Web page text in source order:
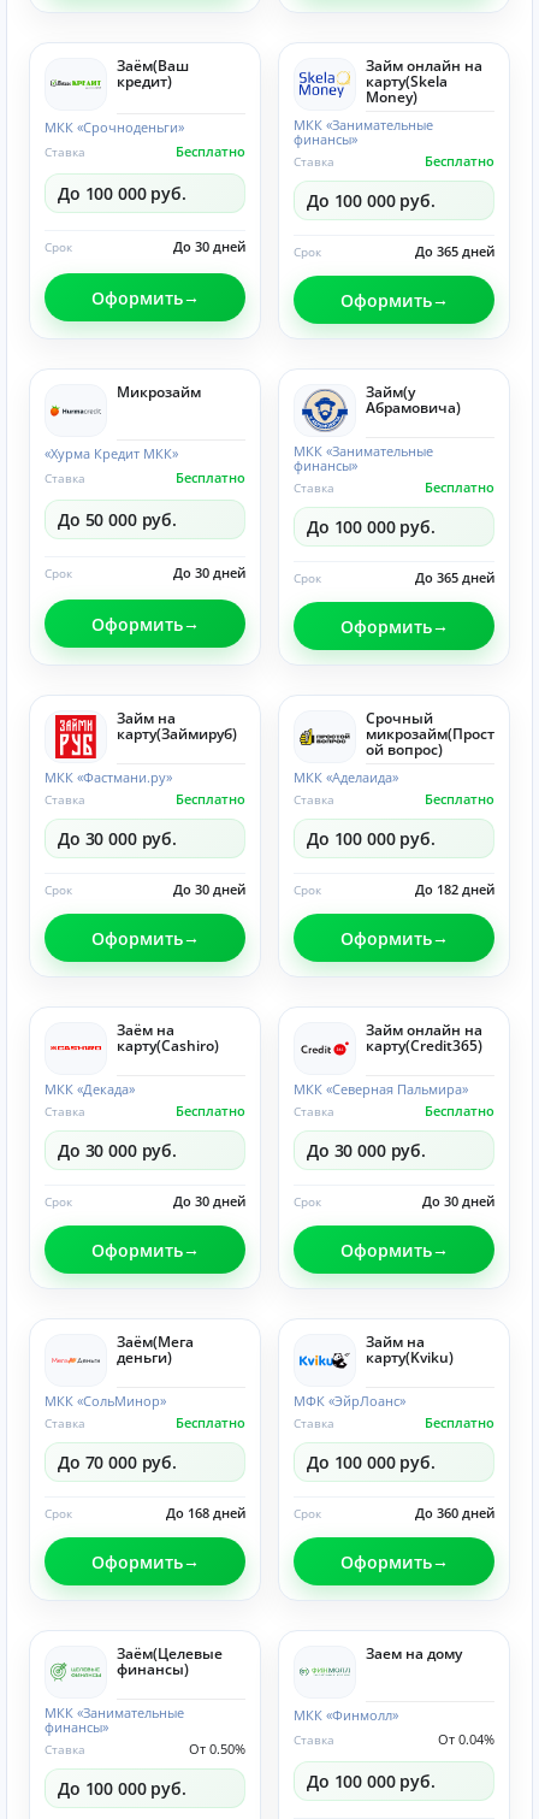
Заём(Ваш
кредит)
МКК «Срочноденьги»
Бесплатно
Ставка
До 100 000 руб.
До 30 дней
Срок
Оформить
Займ онлайн на
карту(Skela
Money)
МКК «Занимательные
финансы»
Бесплатно
Ставка
До 100 000 руб.
До 365 дней
Срок
Оформить
Микрозайм
«Хурма Кредит МКК»
Бесплатно
Ставка
До 50 000 руб.
До 30 дней
Срок
Оформить
Займ(у
Абрамовича)
МКК «Занимательные
финансы»
Бесплатно
Ставка
До 100 000 руб.
До 365 дней
Срок
Оформить
Займ на
карту(Займируб)
МКК «Фастмани.ру»
Бесплатно
Ставка
До 30 000 руб.
До 30 дней
Срок
Оформить
Срочный
микрозайм(Прост
ой вопрос)
МКК «Аделаида»
Бесплатно
Ставка
До 100 000 руб.
До 182 дней
Срок
Оформить
Заём на
карту(Cashiro)
МКК «Декада»
Бесплатно
Ставка
До 30 000 руб.
До 30 дней
Срок
Оформить
Займ онлайн на
карту(Credit365)
МКК «Северная Пальмира»
Бесплатно
Ставка
До 30 000 руб.
До 30 дней
Срок
Оформить
Заём(Мега
деньги)
МКК «СольМинор»
Бесплатно
Ставка
До 70 000 руб.
До 168 дней
Срок
Оформить
Займ на
карту(Kviku)
МФК «ЭйрЛоанс»
Бесплатно
Ставка
До 100 000 руб.
До 360 дней
Срок
Оформить
Заём(Целевые
финансы)
МКК «Занимательные
финансы»
От 0.50%
Ставка
До 100 000 руб.
Заем на дому
МКК «Финмолл»
От 0.04%
Ставка
До 100 000 руб.